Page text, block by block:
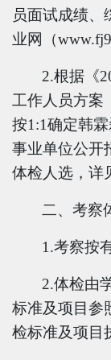
员面试成绩、
业网（
2.根据《
工作人员方案
按1:1确定韩
事业单位公开
体检人选，详
二、考察
1.考察按
2.体检由
标准及项目参
检标准及项目